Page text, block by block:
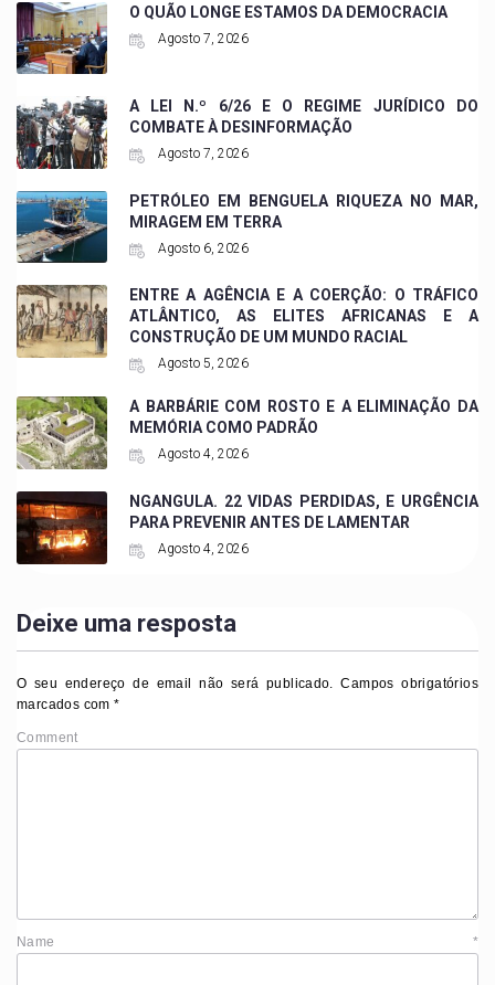
O QUÃO LONGE ESTAMOS DA DEMOCRACIA
Agosto 7, 2026
A LEI N.º 6/26 E O REGIME JURÍDICO DO
COMBATE À DESINFORMAÇÃO
Agosto 7, 2026
PETRÓLEO EM BENGUELA RIQUEZA NO MAR,
MIRAGEM EM TERRA
Agosto 6, 2026
ENTRE A AGÊNCIA E A COERÇÃO: O TRÁFICO
ATLÂNTICO, AS ELITES AFRICANAS E A
CONSTRUÇÃO DE UM MUNDO RACIAL
Agosto 5, 2026
A BARBÁRIE COM ROSTO E A ELIMINAÇÃO DA
MEMÓRIA COMO PADRÃO
Agosto 4, 2026
NGANGULA. 22 VIDAS PERDIDAS, E URGÊNCIA
PARA PREVENIR ANTES DE LAMENTAR
Agosto 4, 2026
Deixe uma resposta
O seu endereço de email não será publicado.
Campos obrigatórios
marcados com*
Comment
Name *